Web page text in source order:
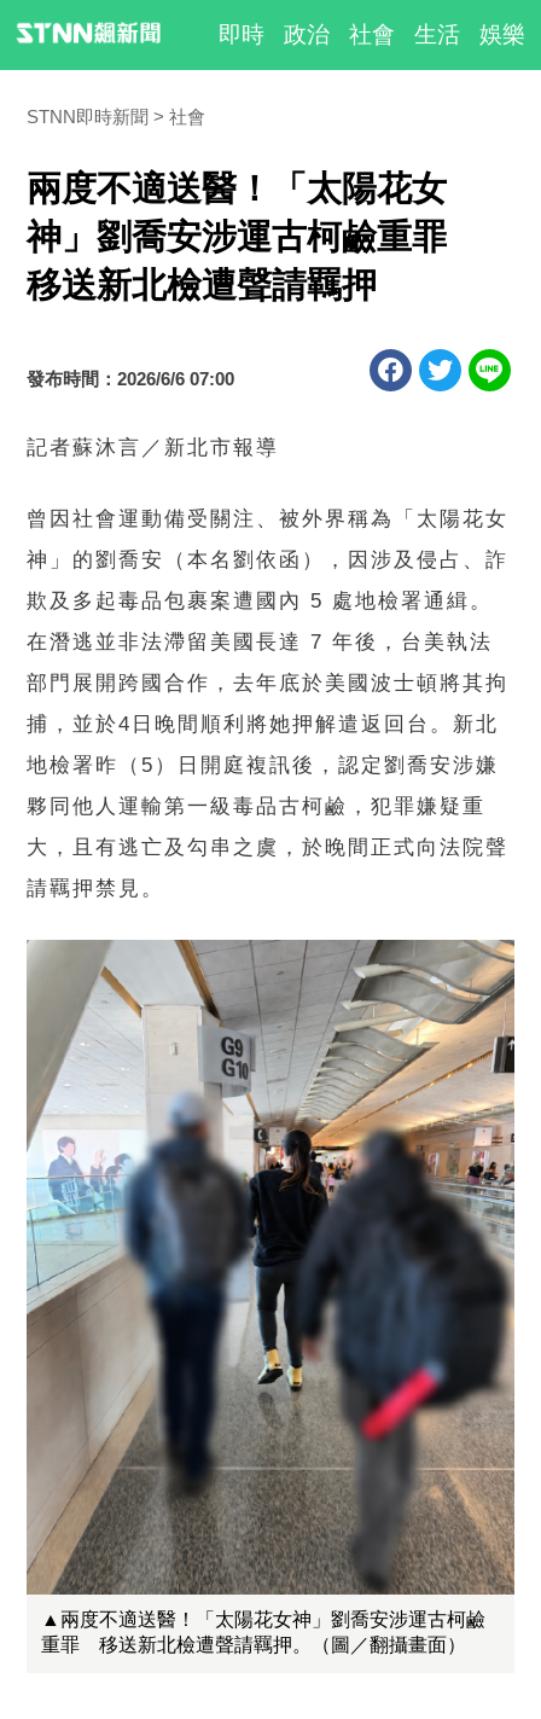
即時 政治 社會 生活 娛樂
STNN即時新聞 社會
兩度不適送醫！「太陽花女
神」劉喬安涉運古柯鹼重罪
移送新北檢遭聲請羈押
發布時間：2026/6/6 07:00
記者蘇沐言／新北市報導
曾因社會運動備受關注、被外界稱為「太陽花女
神」的劉喬安（本名劉依函），因涉及侵占、詐
欺及多起毒品包裹案遭國內 5 處地檢署通緝。
在潛逃並非法滯留美國長達 7 年後，台美執法
部門展開跨國合作，去年底於美國波士頓將其拘
捕，並於4日晚間順利將她押解遣返回台。新北
地檢署昨（5）日開庭複訊後，認定劉喬安涉嫌
夥同他人運輸第一級毒品古柯鹼，犯罪嫌疑重
大，且有逃亡及勾串之虞，於晚間正式向法院聲
請羈押禁見。
▲兩度不適送醫！「太陽花女神」劉喬安涉運古柯鹼
重罪 移送新北檢遭聲請羈押。（圖／翻攝畫面）